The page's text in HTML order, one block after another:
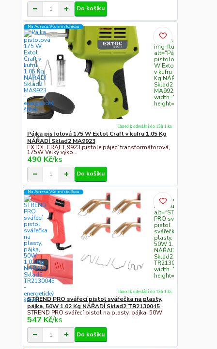
Do košíku
Na Adresu,Výd.místo,Boxu
" class="c311
img-fluid"
alt="Pájka
pistolová 175
W Extol Craft
v kufru 1.05
Kg NÁŘADÍ
Sklad2
MA9923"
width="300"
height="300">
Pájka pistolová 175 W Extol Craft v kufru 1.05 Kg
NÁŘADÍ Sklad2 MA9923
EXTOL CRAFT 9923 pistole pájecí transformátorová,
175W Velký výko...
490 Kč/ks
Ihned k odeslání do 15h 1 ks
Do košíku
Na Adresu,Výd.místo,Boxu
" class="c311
img-fluid"
alt="STREND
PRO svářecí
pistol
svářečka na
plasty, pájka,
50W 1.02 Kg
NÁŘADÍ
Sklad2
TR2130045"
width="300"
height="300">
STREND PRO svářecí pistol svářečka na plasty,
pájka, 50W 1.02 Kg NÁŘADÍ Sklad2 TR2130045
STREND PRO svářecí pistol na plasty, pájka, 50W
547 Kč/ks
Ihned k odeslání do 15h 1 ks
Do košíku